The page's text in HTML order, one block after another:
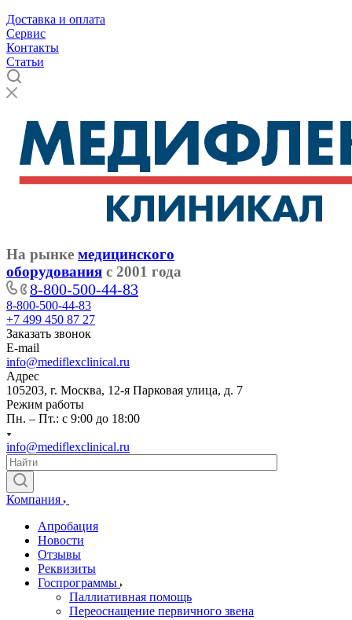
Доставка и оплата
Cервис
Контакты
Статьи
На рынке медицинского
оборудования с 2001 года
8-800-500-44-83
8-800-500-44-83
+7 499 450 87 27
Заказать звонок
E-mail
info@mediflexclinical.ru
Адрес
105203, г. Москва, 12-я Парковая улица, д. 7
Режим работы
Пн. – Пт.: с 9:00 до 18:00
info@mediflexclinical.ru
Компания
Апробация
Новости
Отзывы
Реквизиты
Госпрограммы
Паллиативная помощь
Переоснащение первичного звена